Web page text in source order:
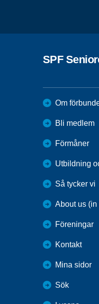
SPF
Om
Bli medlem
Förmåner
Utbildning
Så tycker vi
About us
Föreningar
Kontakt
Mina sidor
Sök